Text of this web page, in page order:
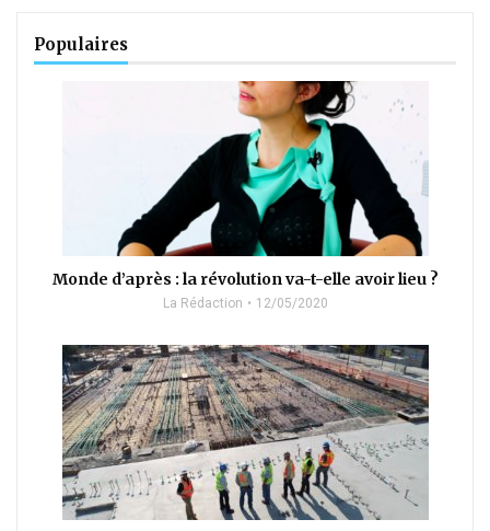
Populaires
Monde d’après : la révolution va-t-elle avoir lieu ?
La Rédaction 12/05/2020